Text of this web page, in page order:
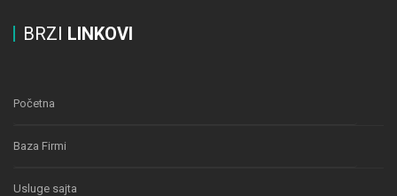
BRZI LINKOVI
Početna
Baza Firmi
Usluge sajta